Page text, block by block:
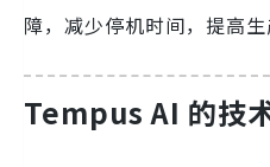
障，减少停机时间，提高生
Tempus AI 的技